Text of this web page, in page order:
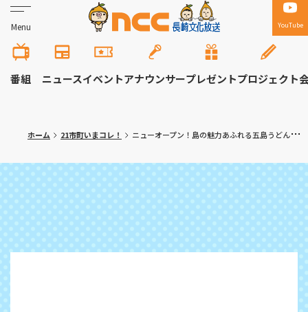
Menu YouTube
番組 ニュースイベントアナウンサープレゼントプロジェクト
ホーム 21市町いまコレ！ ニューオープン！島の魅力あふれる五島うどん 小値賀町「とどしかね」満腹記者が行く㉛